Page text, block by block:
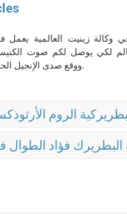
وكالة زينيت العالمية يعمل
لكي يوصل لكم صوت
ووقع صدى الإنجيل الحي.
بطريركية الروم
البطريرك فؤاد